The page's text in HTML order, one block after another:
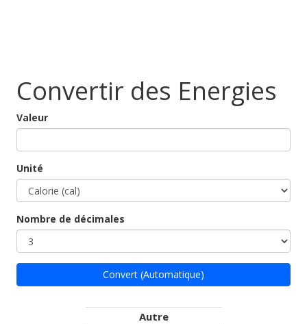
Convertir des Energies
Valeur
Unité
Nombre de décimales
Convert (Automatique)
Autre